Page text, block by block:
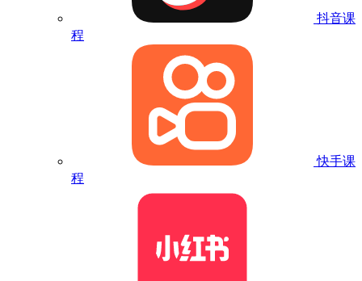
抖音课
程
快手课
程